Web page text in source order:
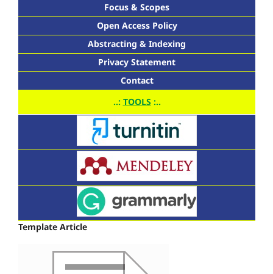
Focus & Scopes
Open Access Policy
Abstracting & Indexing
Privacy Statement
Contact
..: TOOLS :..
Template Article